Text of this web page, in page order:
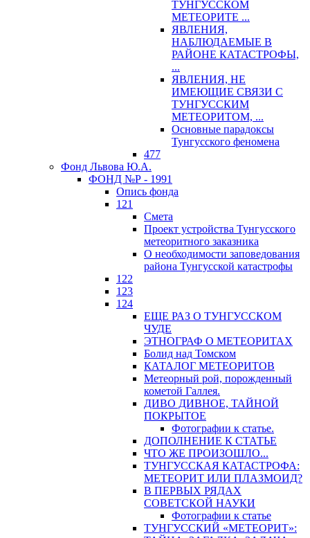
ТУНГУССКОМ
МЕТЕОРИТЕ ...
ЯВЛЕНИЯ,
НАБЛЮДАЕМЫЕ В
РАЙОНЕ КАТАСТРОФЫ,
...
ЯВЛЕНИЯ, НЕ
ИМЕЮЩИЕ СВЯЗИ С
ТУНГУССКИМ
МЕТЕОРИТОМ, ...
Основные парадоксы
Тунгусского феномена
477
Фонд Львова Ю.А.
ФОНД №Р - 1991
Опись фонда
121
Смета
Проект устройства Тунгусского
метеоритного заказника
О необходимости заповедования
района Тунгусской катастрофы
122
123
124
ЕЩЕ РАЗ О ТУНГУССКОМ
ЧУДЕ
ЭТНОГРАФ О МЕТЕОРИТАХ
Болид над Томском
КАТАЛОГ МЕТЕОРИТОВ
Метеорный рой, порожденный
кометой Галлея.
ДИВО ДИВНОЕ, ТАЙНОЙ
ПОКРЫТОЕ
Фотографии к статье.
ДОПОЛНЕНИЕ К СТАТЬЕ
ЧТО ЖЕ ПРОИЗОШЛО...
ТУНГУССКАЯ КАТАСТРОФА:
МЕТЕОРИТ ИЛИ ПЛАЗМОИД?
В ПЕРВЫХ РЯДАХ
СОВЕТСКОЙ НАУКИ
Фотографии к статье
ТУНГУССКИЙ «МЕТЕОРИТ»: